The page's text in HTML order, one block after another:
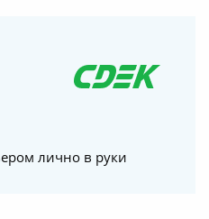
лично в руки